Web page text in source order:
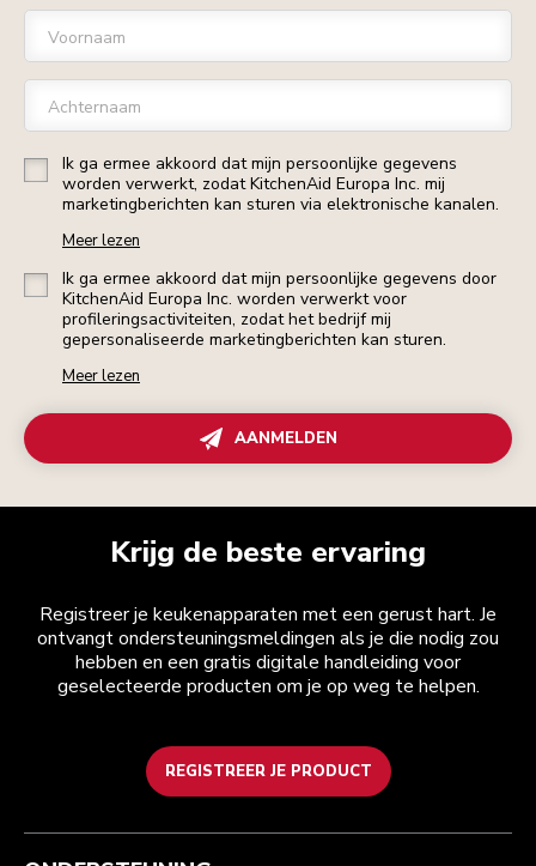
Voornaam
Achternaam
Ik ga ermee akkoord dat mijn persoonlijke gegevens
worden verwerkt, zodat KitchenAid Europa Inc. mij
marketingberichten kan sturen via elektronische kanalen.
Meer lezen
Ik ga ermee akkoord dat mijn persoonlijke gegevens door
KitchenAid Europa Inc. worden verwerkt voor
profileringsactiviteiten, zodat het bedrijf mij
gepersonaliseerde marketingberichten kan sturen.
Meer lezen
AANMELDEN
Krijg de beste ervaring
Registreer je keukenapparaten met een gerust hart. Je
ontvangt ondersteuningsmeldingen als je die nodig zou
hebben en een gratis digitale handleiding voor
geselecteerde producten om je op weg te helpen.
REGISTREER JE PRODUCT
Health check
Algemene voorwaarden
Het merk
Zoek een winkel